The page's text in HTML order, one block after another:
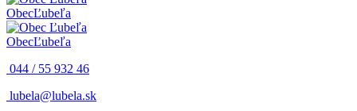
ObecĽubeľa
ObecĽubeľa
044 / 55 932 46
lubela@lubela.sk